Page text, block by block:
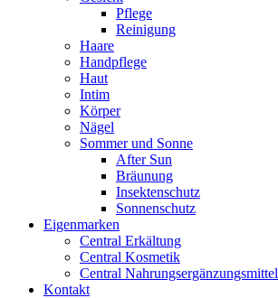
Pflege
Reinigung
Haare
Handpflege
Haut
Intim
Körper
Nägel
Sommer und Sonne
After Sun
Bräunung
Insektenschutz
Sonnenschutz
Eigenmarken
Central Erkältung
Central Kosmetik
Central Nahrungsergänzungsmittel
Kontakt